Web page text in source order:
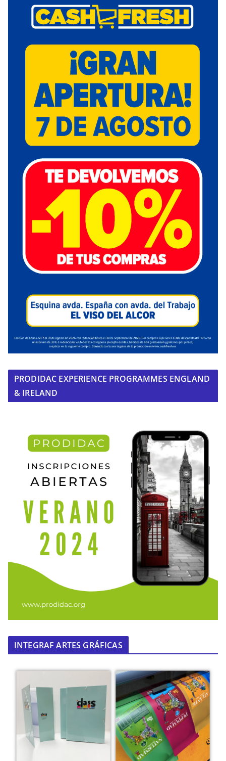
PRODIDAC EXPERIENCE PROGRAMMES ENGLAND
& IRELAND
INTEGRAF ARTES GRÁFICAS